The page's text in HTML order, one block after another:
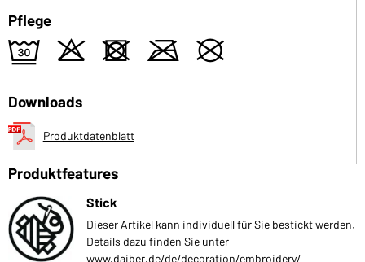
Pflege
e o d m U
Downloads
Produktdatenblatt
Produktfeatures
Stick
Dieser Artikel kann individuell für Sie bestickt werden.
Details dazu finden Sie unter
www.daiber.de/de/decoration/embroidery/